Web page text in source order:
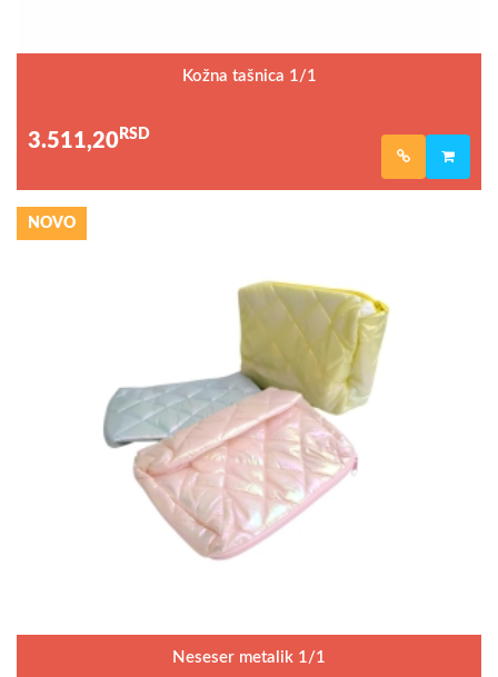
Kožna tašnica 1/1
3.511,20 RSD
NOVO
Neseser metalik 1/1